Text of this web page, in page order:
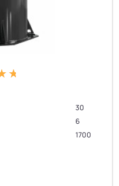
30
6
1700